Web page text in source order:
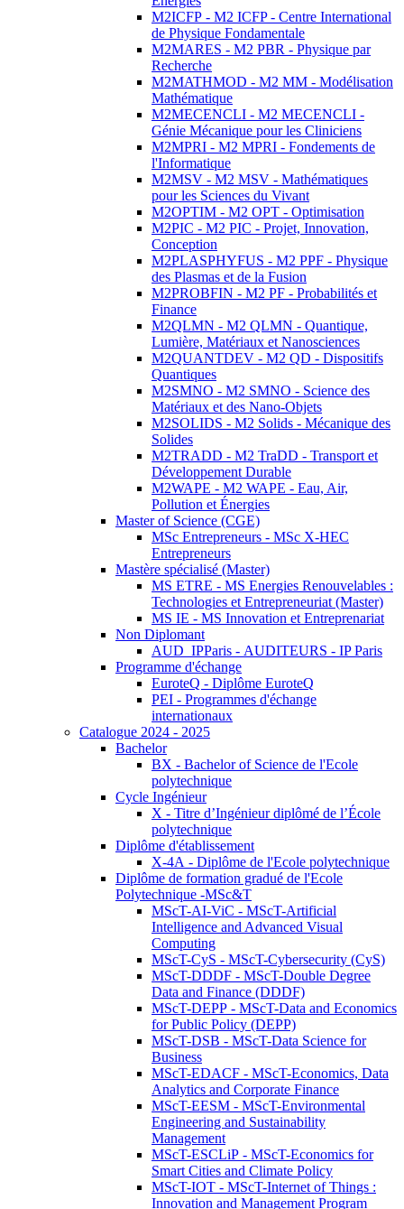
M2ICFP - M2 ICFP - Centre International
de Physique Fondamentale
M2MARES - M2 PBR - Physique par
Recherche
M2MATHMOD - M2 MM - Modélisation
Mathématique
M2MECENCLI - M2 MECENCLI -
Génie Mécanique pour les Cliniciens
M2MPRI - M2 MPRI - Fondements de
l'Informatique
M2MSV - M2 MSV - Mathématiques
pour les Sciences du Vivant
M2OPTIM - M2 OPT - Optimisation
M2PIC - M2 PIC - Projet, Innovation,
Conception
M2PLASPHYFUS - M2 PPF - Physique
des Plasmas et de la Fusion
M2PROBFIN - M2 PF - Probabilités et
Finance
M2QLMN - M2 QLMN - Quantique,
Lumière, Matériaux et Nanosciences
M2QUANTDEV - M2 QD - Dispositifs
Quantiques
M2SMNO - M2 SMNO - Science des
Matériaux et des Nano-Objets
M2SOLIDS - M2 Solids - Mécanique des
Solides
M2TRADD - M2 TraDD - Transport et
Développement Durable
M2WAPE - M2 WAPE - Eau, Air,
Pollution et Énergies
Master of Science (CGE)
MSc Entrepreneurs - MSc X-HEC
Entrepreneurs
Mastère spécialisé (Master)
MS ETRE - MS Energies Renouvelables :
Technologies et Entrepreneuriat (Master)
MS IE - MS Innovation et Entreprenariat
Non Diplomant
AUD_IPParis - AUDITEURS - IP Paris
Programme d'échange
EuroteQ - Diplôme EuroteQ
PEI - Programmes d'échange
internationaux
Catalogue 2024 - 2025
Bachelor
BX - Bachelor of Science de l'Ecole
polytechnique
Cycle Ingénieur
X - Titre d’Ingénieur diplômé de l’École
polytechnique
Diplôme d'établissement
X-4A - Diplôme de l'Ecole polytechnique
Diplôme de formation gradué de l'Ecole
Polytechnique -MSc&T
MScT-AI-ViC - MScT-Artificial
Intelligence and Advanced Visual
Computing
MScT-CyS - MScT-Cybersecurity (CyS)
MScT-DDDF - MScT-Double Degree
Data and Finance (DDDF)
MScT-DEPP - MScT-Data and Economics
for Public Policy (DEPP)
MScT-DSB - MScT-Data Science for
Business
MScT-EDACF - MScT-Economics, Data
Analytics and Corporate Finance
MScT-EESM - MScT-Environmental
Engineering and Sustainability
Management
MScT-ESCLiP - MScT-Economics for
Smart Cities and Climate Policy
MScT-IOT - MScT-Internet of Things :
Innovation and Management Program